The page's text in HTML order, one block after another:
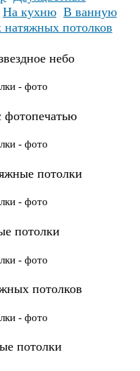
На кухню В ванную
потолков
небо
потолки
потолки
потолков
потолки